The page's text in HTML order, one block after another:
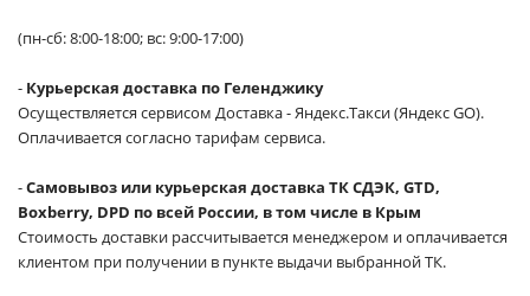
(пн-сб: 8:00-18:00; вс: 9:00-17:00)
- Курьерская доставка по Геленджику
Осуществляется сервисом Доставка - Яндекс.Такси (Яндекс GO).
Оплачивается согласно тарифам сервиса.
-Самовывоз или курьерская доставка ТК СДЭК, GTD,
Boxberry, DPD по всей России, в том числе в Крым
Стоимость доставки рассчитывается менеджером и оплачивается
клиентом при получении в пункте выдачи выбранной ТК.